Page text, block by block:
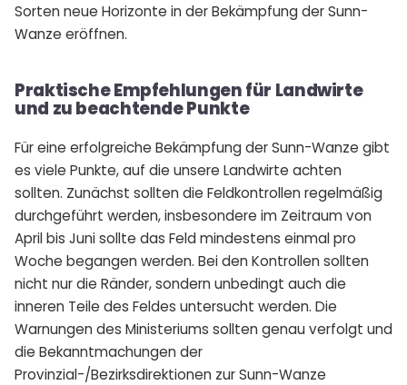
Sorten neue Horizonte in der Bekämpfung der Sunn-
Wanze eröffnen.
Praktische Empfehlungen für Landwirte
und zu beachtende Punkte
Für eine erfolgreiche Bekämpfung der Sunn-Wanze gibt
es viele Punkte, auf die unsere Landwirte achten
sollten. Zunächst sollten die Feldkontrollen regelmäßig
durchgeführt werden, insbesondere im Zeitraum von
April bis Juni sollte das Feld mindestens einmal pro
Woche begangen werden. Bei den Kontrollen sollten
nicht nur die Ränder, sondern unbedingt auch die
inneren Teile des Feldes untersucht werden. Die
Warnungen des Ministeriums sollten genau verfolgt und
die Bekanntmachungen der
Provinzial-/Bezirksdirektionen zur Sunn-Wanze